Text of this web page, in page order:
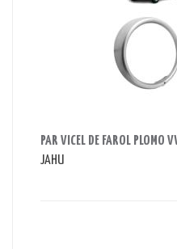
PAR VICEL DE FAROL
JAHU